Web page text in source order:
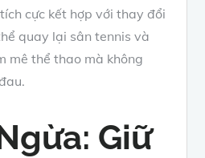
tích cực kết hợp với thay đổi
quay lại sân tennis và
mê thể thao mà không
Giữ